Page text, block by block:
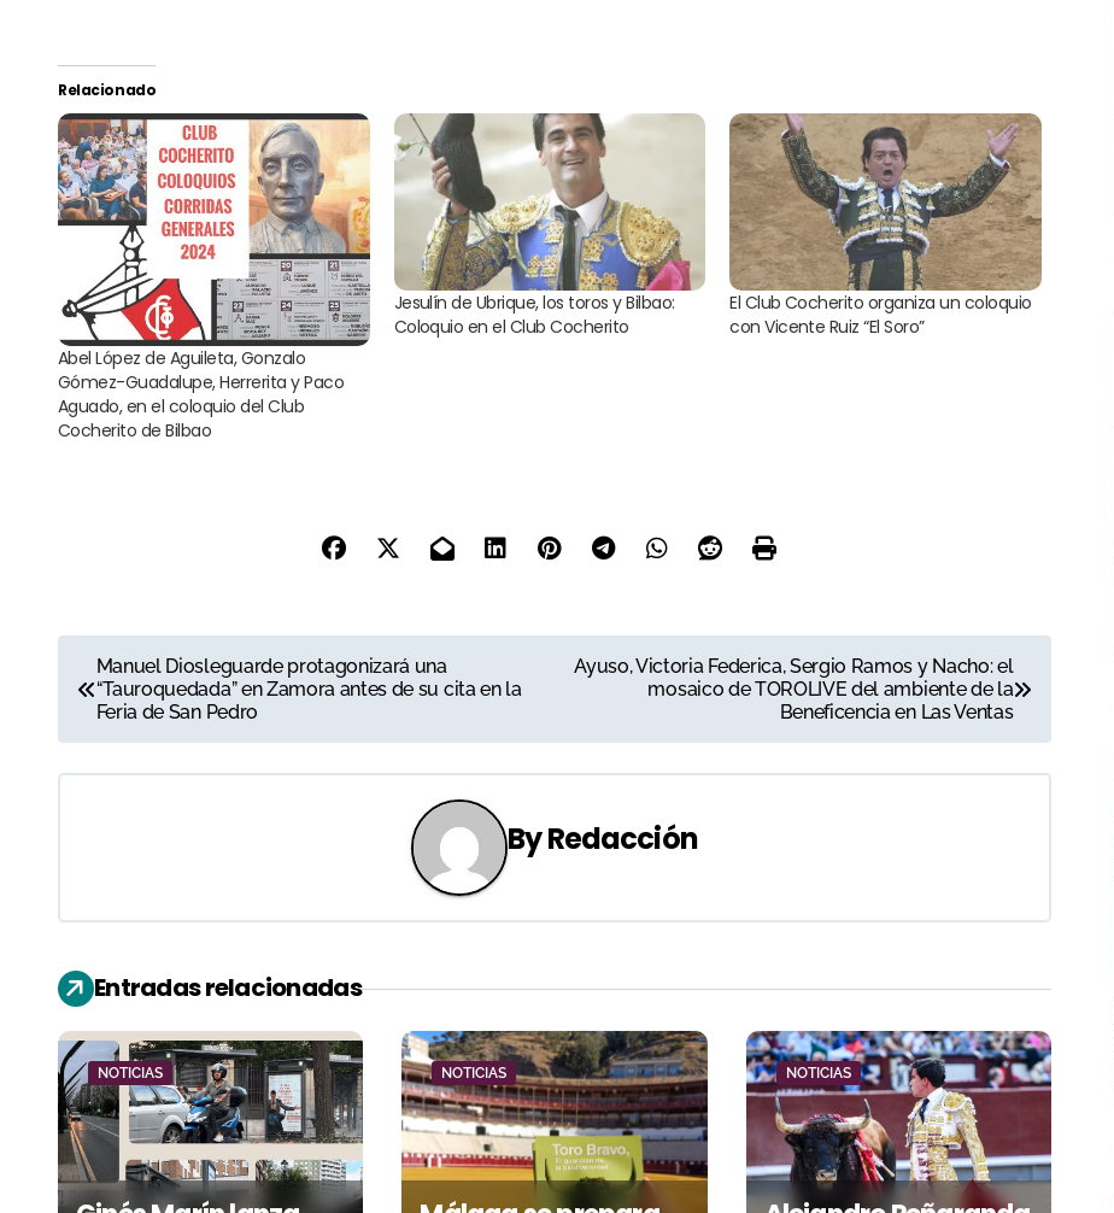
Relacionado
Abel López de Aguileta, Gonzalo
Gómez-Guadalupe, Herrerita y Paco
Aguado, en el coloquio del Club
Cocherito de Bilbao
Jesulín de Ubrique, los toros y Bilbao:
Coloquio en el Club Cocherito
El Club Cocherito organiza un coloquio
con Vicente Ruiz “El Soro”
a
v
a
c
i
ó
n
d
Manuel Diosleguarde protagonizará una
“Tauroquedada” en Zamora antes de su cita en la
Feria de San Pedro
Ayuso, Victoria Federica, Sergio Ramos y Nacho: el
mosaico de TOROLIVE del ambiente de la
Beneficencia en Las Ventas
ByRedacción
Entradas relacionadas
NOTICIAS NOTICIAS NOTICIAS